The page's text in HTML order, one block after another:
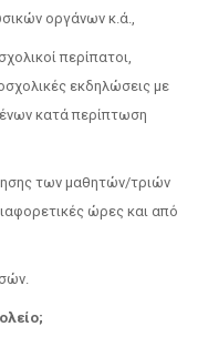
οργάνων κ.ά.,
περίπατοι,
εκδηλώσεις με
κατά περίπτωση
των μαθητών/τριών
ώρες και από